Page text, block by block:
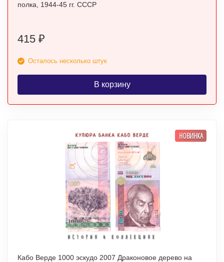
полка, 1944-45 гг. СССР
415 ₽
Осталось несколько штук
В корзину
НОВИНКА
Кабо Верде 1000 эскудо 2007 Драконовое дерево на